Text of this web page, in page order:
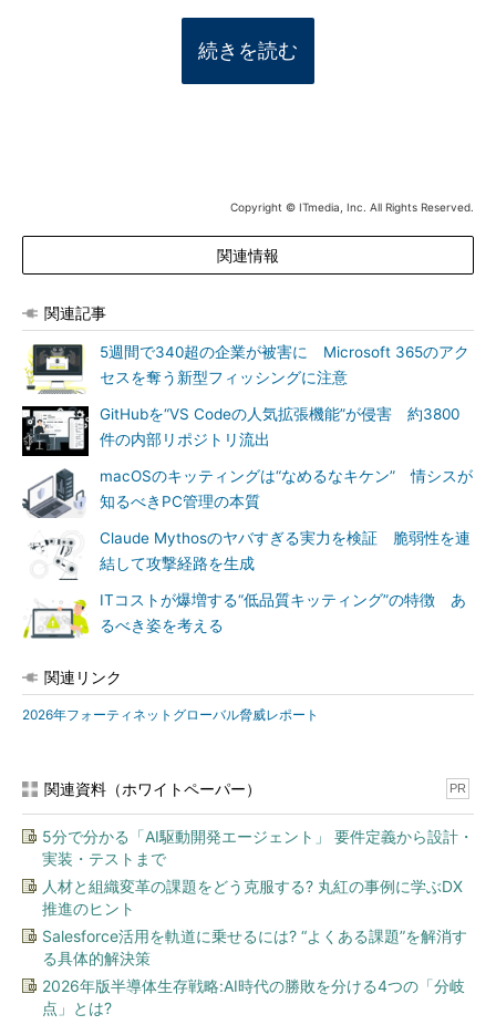
続きを読む
Copyright © ITmedia, Inc. All Rights Reserved.
関連情報
関連記事
5週間で340超の企業が被害に Microsoft 365のアク
セスを奪う新型フィッシングに注意
GitHubを“VS Codeの人気拡張機能”が侵害 約3800
件の内部リポジトリ流出
macOSのキッティングは“なめるなキケン” 情シスが
知るべきPC管理の本質
Claude Mythosのヤバすぎる実力を検証 脆弱性を連
結して攻撃経路を生成
ITコストが爆増する“低品質キッティング”の特徴 あ
るべき姿を考える
関連リンク
2026年フォーティネットグローバル脅威レポート
関連資料（ホワイトペーパー） PR
5分で分かる「AI駆動開発エージェント」 要件定義から設計・
実装・テストまで
人材と組織変革の課題をどう克服する? 丸紅の事例に学ぶDX
推進のヒント
Salesforce活用を軌道に乗せるには? “よくある課題”を解消す
る具体的解決策
2026年版半導体生存戦略:AI時代の勝敗を分ける4つの「分岐
点」とは?